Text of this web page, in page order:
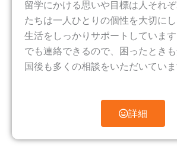
留学にかける思いや目標は人それ
たちは一人ひとりの個性を大切に
生活をしっかりサポートしていま
でも連絡できるので、困ったとき
国後も多くの相談をいただいていま
詳細